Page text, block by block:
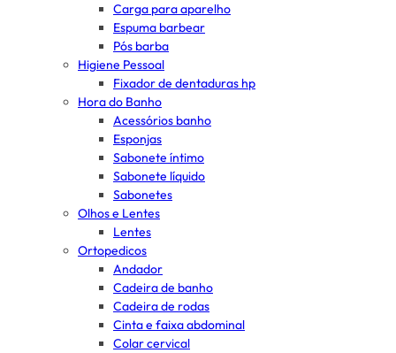
Carga para aparelho
Espuma barbear
Pós barba
Higiene Pessoal
Fixador de dentaduras hp
Hora do Banho
Acessórios banho
Esponjas
Sabonete íntimo
Sabonete líquido
Sabonetes
Olhos e Lentes
Lentes
Ortopedicos
Andador
Cadeira de banho
Cadeira de rodas
Cinta e faixa abdominal
Colar cervical